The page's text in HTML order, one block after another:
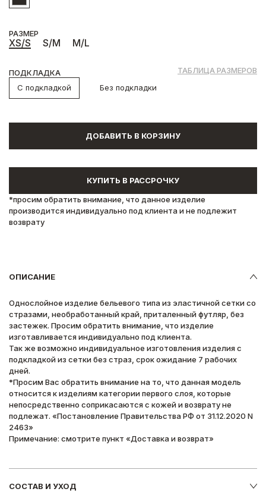
ДОБАВИТЬ В КОРЗИНУ
КУПИТЬ В РАССРОЧКУ
*просим обратить внимание, что данное изделие
производится индивидуально под клиента и не подлежит
возврату
РАЗМЕР
XS/S S/M M/L
ПОДКЛАДКА
С подкладкой
Без подкладки
ТАБЛИЦА РАЗМЕРОВ
ОПИСАНИЕ
Однослойное изделие бельевого типа из эластичной сетки со
стразами, необработанный край, приталенный футляр, без
застежек. Просим обратить внимание, что изделие
изготавливается индивидуально под клиента.
Так же возможно индивидуальное изготовления изделия с
подкладкой из сетки без страз, срок ожидание 7 рабочих
дней.
*Просим Вас обратить внимание на то, что данная модель
относится к изделиям категории первого слоя, которые
непосредственно соприкасаются с кожей и возврату не
подлежат. «Постановление Правительства РФ от 31.12.2020 N
2463»
Примечание: смотрите пункт «Доставка и возврат»
СОСТАВ И УХОД